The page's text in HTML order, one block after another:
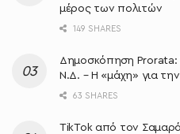
μέρος των πολιτών
149 SHARES
Δημοσκόπηση Prorata:
Ν.Δ. – Η «μάχη» για
63 SHARES
TikTok από τον